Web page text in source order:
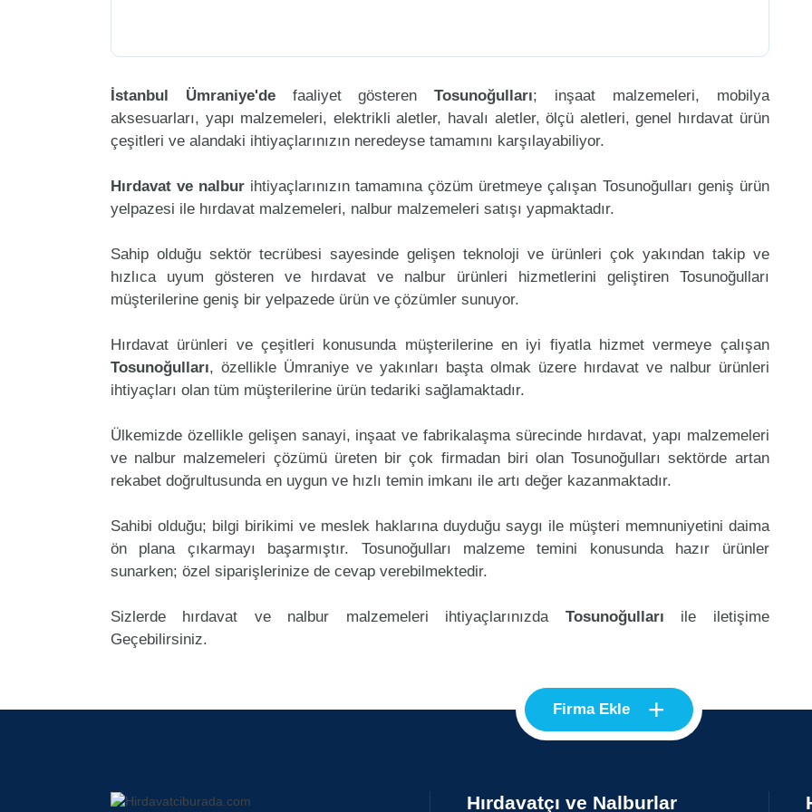
İstanbul Ümraniye'defaaliyet gösterenTosunoğulları; inşaat malzemeleri, mobilya
aksesuarları, yapı malzemeleri, elektrikli aletler, havalı aletler, ölçü aletleri, genel hırdavat ürün
çeşitleri ve alandaki ihtiyaçlarınızın neredeyse tamamını karşılayabiliyor.
Hırdavat ve nalbur ihtiyaçlarınızın tamamına çözüm üretmeye çalışan Tosunoğulları geniş ürün
yelpazesi ile hırdavat malzemeleri, nalbur malzemeleri satışı yapmaktadır.
Sahip olduğu sektör tecrübesi sayesinde gelişen teknoloji ve ürünleri çok yakından takip ve
hızlıca uyum gösteren ve hırdavat ve nalbur ürünleri hizmetlerini geliştiren Tosunoğulları
müşterilerine geniş bir yelpazede ürün ve çözümler sunuyor.
Hırdavat ürünleri ve çeşitleri konusunda müşterilerine en iyi fiyatla hizmet vermeye çalışan
Tosunoğulları, özellikle Ümraniye ve yakınları başta olmak üzere hırdavat ve nalbur ürünleri
ihtiyaçları olan tüm müşterilerine ürün tedariki sağlamaktadır.
Ülkemizde özellikle gelişen sanayi, inşaat ve fabrikalaşma sürecinde hırdavat, yapı malzemeleri
ve nalbur malzemeleri çözümü üreten bir çok firmadan biri olan Tosunoğulları sektörde artan
rekabet doğrultusunda en uygun ve hızlı temin imkanı ile artı değer kazanmaktadır.
Sahibi olduğu; bilgi birikimi ve meslek haklarına duyduğu saygı ile müşteri memnuniyetini daima
ön plana çıkarmayı başarmıştır. Tosunoğulları malzeme temini konusunda hazır ürünler
sunarken; özel siparişlerinize de cevap verebilmektedir.
Sizlerde hırdavat ve nalbur malzemeleri ihtiyaçlarınızda Tosunoğulları ile iletişime
Geçebilirsiniz.
Firma Ekle +
Hırdavatçı ve Nalburlar